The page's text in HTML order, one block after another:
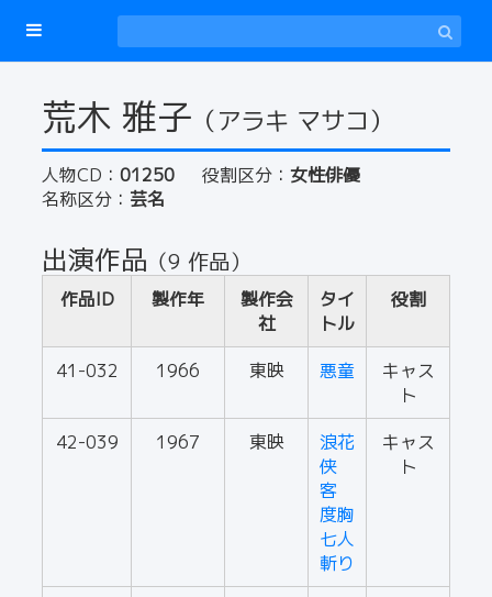
荒木 雅子 （アラキ マサコ）
人物CD： 01250 役割区分： 女性俳優
名称区分： 芸名
出演作品 （9 作品）
作品ID 製作年
製作会
社
タイ
トル
役割
41-032 1966 東映 悪童
キャス
ト
42-039
1967 東映
浪花
侠
客
度胸
七人
斬り
キャス
ト